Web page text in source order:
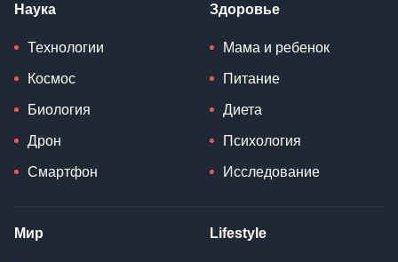
Наука
Технологии
Космос
Биология
Дрон
Смартфон
Здоровье
Мама и ребенок
Питание
Диета
Психология
Исследование
Мир Lifestyle